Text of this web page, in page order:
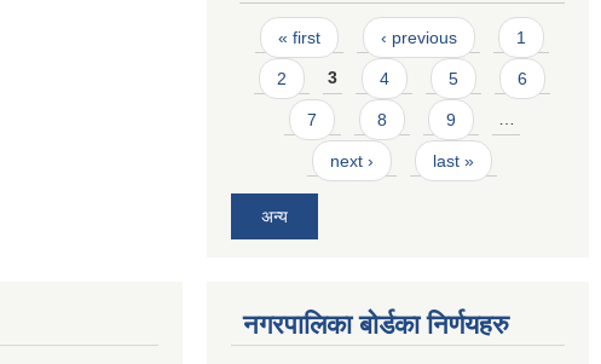
Pages
« first ‹ previous 1
2 3 4 5 6
7 8 9 …
next › last »
अन्य
नगरपालिका बोर्डका निर्णयहरु